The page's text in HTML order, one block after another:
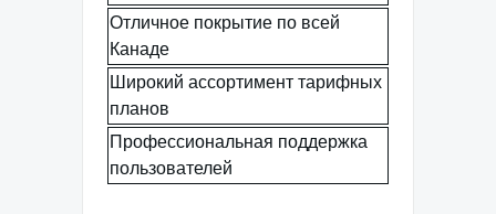
Отличное покрытие по всей
Канаде
Широкий ассортимент тарифных
планов
Профессиональная поддержка
пользователей